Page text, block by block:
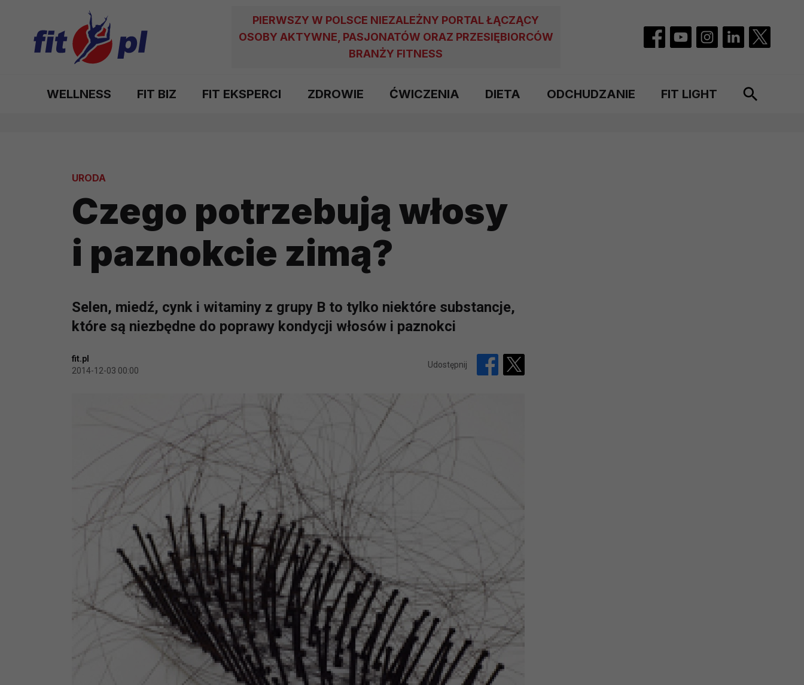
PIERWSZY W POLSCE NIEZALEŻNY PORTAL ŁĄCZĄCY
OSOBY AKTYWNE, PASJONATÓW ORAZ PRZESIĘBIORCÓW
BRANŻY FITNESS
WELLNESS FIT BIZ FIT EKSPERCI ZDROWIE ĆWICZENIA DIETA ODCHUDZANIE FIT LIGHT
URODA
Czego potrzebują włosy
i paznokcie zimą?
Selen, miedź, cynk i witaminy z grupy B to tylko niektóre substancje,
które są niezbędne do poprawy kondycji włosów i paznokci
fit.pl
2014-12-03 00:00
Udostępnij